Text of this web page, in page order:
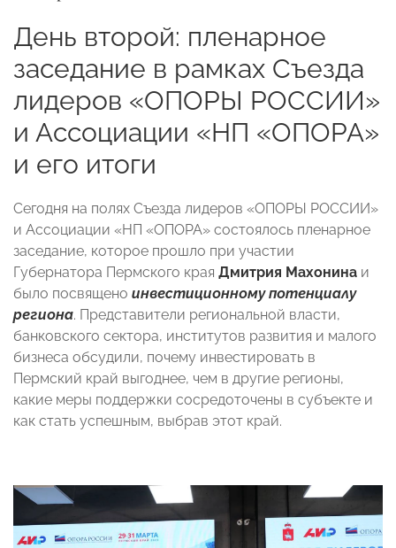
День второй: пленарное
заседание в рамках Съезда
лидеров «ОПОРЫ РОССИИ»
и Ассоциации «НП «ОПОРА»
и его итоги
Сегодня на полях Съезда лидеров «ОПОРЫ РОССИИ»
и Ассоциации «НП «ОПОРА» состоялось пленарное
заседание, которое прошло при участии
Губернатора Пермского края Дмитрия Махонина и
было посвящено инвестиционному потенциалу
региона. Представители региональной власти,
банковского сектора, институтов развития и малого
бизнеса обсудили, почему инвестировать в
Пермский край выгоднее, чем в другие регионы,
какие меры поддержки сосредоточены в субъекте и
как стать успешным, выбрав этот край.